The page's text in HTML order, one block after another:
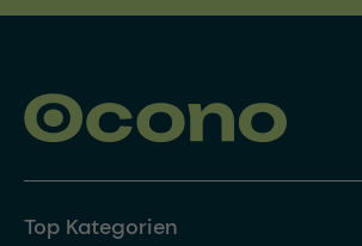
Top Kategorien